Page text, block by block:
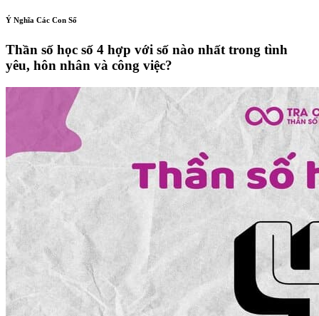
Ý Nghĩa Các Con Số
Thần số học số 4 hợp với số nào nhất trong tình
yêu, hôn nhân và công việc?